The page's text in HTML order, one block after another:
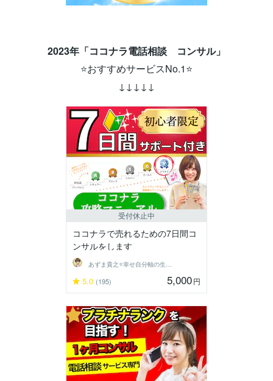
2023年「ココナラ電話相談 コンサル」
⭐おすすめサービスNo.1⭐
↓↓↓↓↓
受付休止中
ココナラで売れるための7日間コ
ンサルをします
あずま貴之⭐幸せ自分軸の生き方育成コーチ
5.0 (195) 5,000円